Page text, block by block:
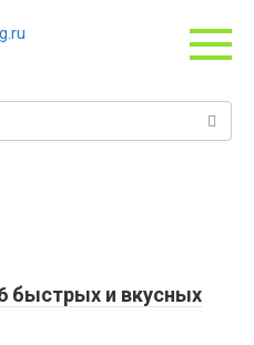
быстрых и вкусных